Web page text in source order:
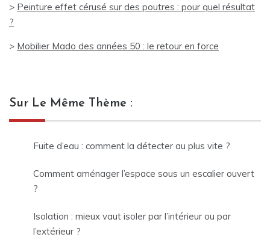
> Peinture effet cérusé sur des poutres : pour quel résultat
?
> Mobilier Mado des années 50 : le retour en force
Sur Le Même Thème :
Fuite d’eau : comment la détecter au plus vite ?
Comment aménager l’espace sous un escalier ouvert
?
Isolation : mieux vaut isoler par l’intérieur ou par
l’extérieur ?